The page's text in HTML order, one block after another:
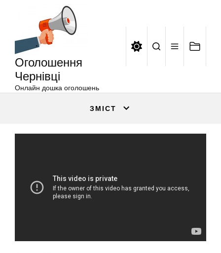
Оголошення
Чернівці
Онлайн дошка оголошень
ЗМІСТ